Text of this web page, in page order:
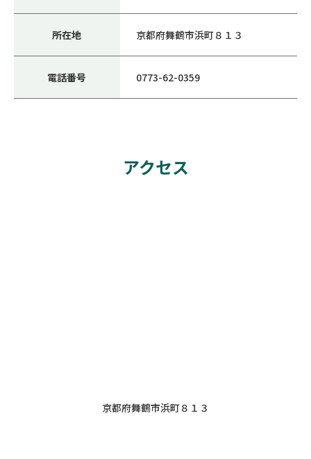
所在地 京都府舞鶴市浜町８１３
電話番号 0773-62-0359
アクセス
京都府舞鶴市浜町８１３